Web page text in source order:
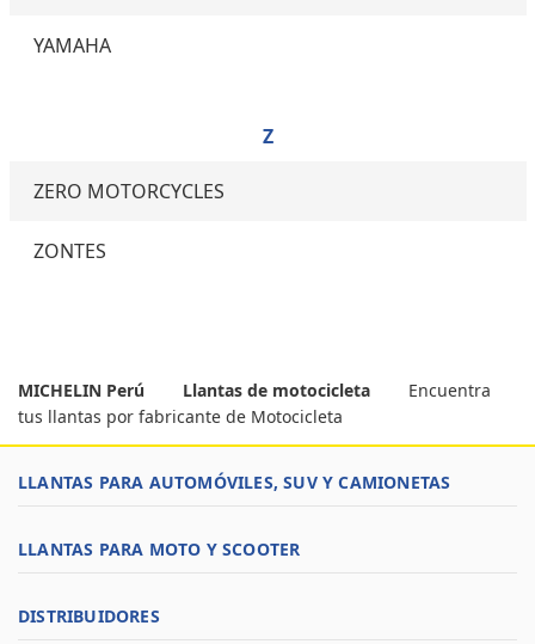
YAMAHA
Z
ZERO MOTORCYCLES
ZONTES
MICHELIN Perú Llantas de motocicleta
Encuentra
tus llantas por fabricante de Motocicleta
LLANTAS PARA AUTOMÓVILES, SUV Y CAMIONETAS
LLANTAS PARA MOTO Y SCOOTER
DISTRIBUIDORES